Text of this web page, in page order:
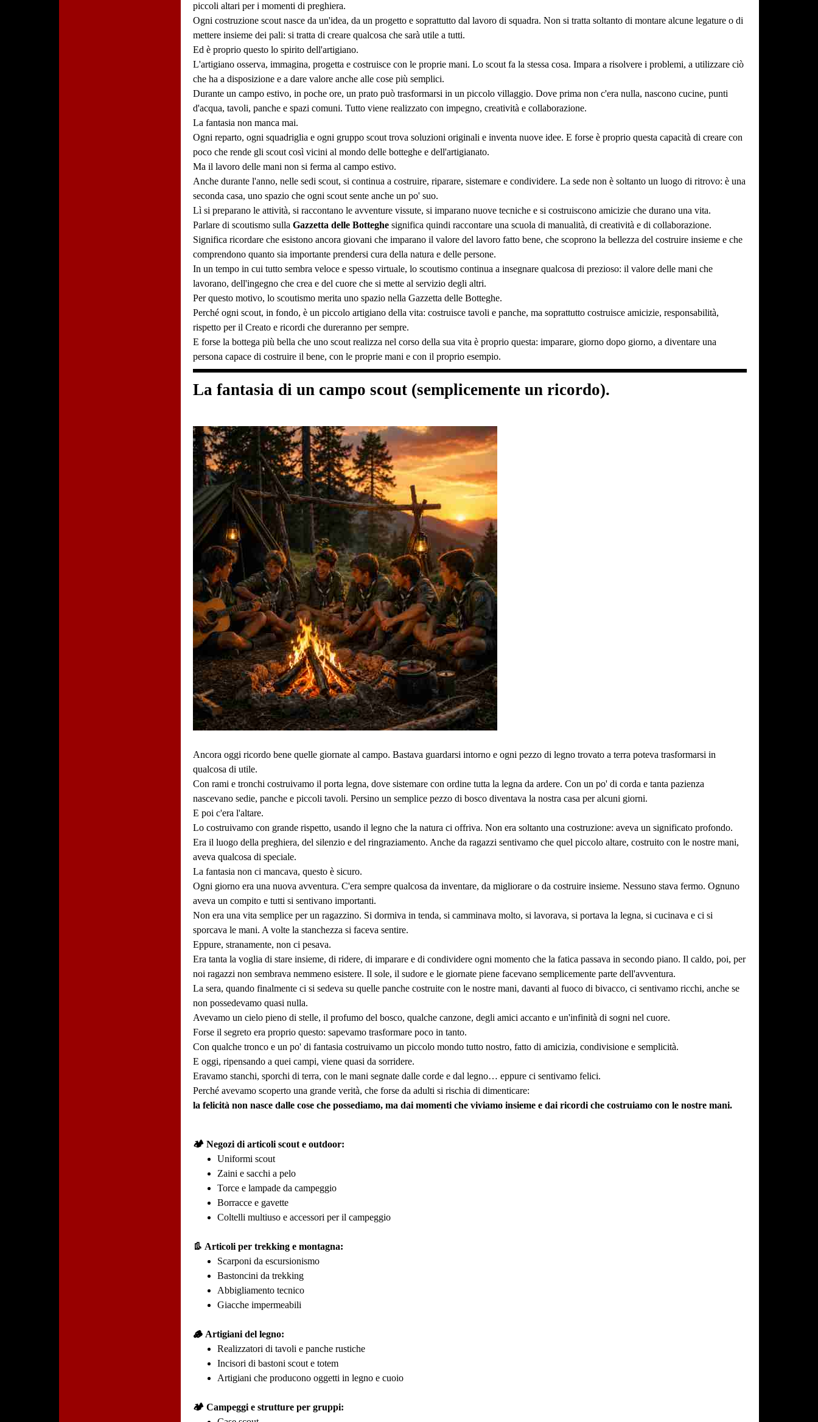
piccoli altari per i momenti di preghiera.
Ogni costruzione scout nasce da un'idea, da un progetto e soprattutto dal lavoro di squadra. Non si tratta soltanto di montare alcune legature o di
mettere insieme dei pali: si tratta di creare qualcosa che sarà utile a tutti.
Ed è proprio questo lo spirito dell'artigiano.
L'artigiano osserva, immagina, progetta e costruisce con le proprie mani. Lo scout fa la stessa cosa. Impara a risolvere i problemi, a utilizzare ciò
che ha a disposizione e a dare valore anche alle cose più semplici.
Durante un campo estivo, in poche ore, un prato può trasformarsi in un piccolo villaggio. Dove prima non c'era nulla, nascono cucine, punti
d'acqua, tavoli, panche e spazi comuni. Tutto viene realizzato con impegno, creatività e collaborazione.
La fantasia non manca mai.
Ogni reparto, ogni squadriglia e ogni gruppo scout trova soluzioni originali e inventa nuove idee. E forse è proprio questa capacità di creare con
poco che rende gli scout così vicini al mondo delle botteghe e dell'artigianato.
Ma il lavoro delle mani non si ferma al campo estivo.
Anche durante l'anno, nelle sedi scout, si continua a costruire, riparare, sistemare e condividere. La sede non è soltanto un luogo di ritrovo: è una
seconda casa, uno spazio che ogni scout sente anche un po' suo.
Lì si preparano le attività, si raccontano le avventure vissute, si imparano nuove tecniche e si costruiscono amicizie che durano una vita.
Parlare di scoutismo sullaGazzetta delle Botteghe significa quindi raccontare una scuola di manualità, di creatività e di collaborazione.
Significa ricordare che esistono ancora giovani che imparano il valore del lavoro fatto bene, che scoprono la bellezza del costruire insieme e che
comprendono quanto sia importante prendersi cura della natura e delle persone.
In un tempo in cui tutto sembra veloce e spesso virtuale, lo scoutismo continua a insegnare qualcosa di prezioso: il valore delle mani che
lavorano, dell'ingegno che crea e del cuore che si mette al servizio degli altri.
Per questo motivo, lo scoutismo merita uno spazio nella Gazzetta delle Botteghe.
Perché ogni scout, in fondo, è un piccolo artigiano della vita: costruisce tavoli e panche, ma soprattutto costruisce amicizie, responsabilità,
rispetto per il Creato e ricordi che dureranno per sempre.
E forse la bottega più bella che uno scout realizza nel corso della sua vita è proprio questa: imparare, giorno dopo giorno, a diventare una
persona capace di costruire il bene, con le proprie mani e con il proprio esempio.
La fantasia di un campo scout (semplicemente un ricordo).
Ancora oggi ricordo bene quelle giornate al campo. Bastava guardarsi intorno e ogni pezzo di legno trovato a terra poteva trasformarsi in
qualcosa di utile.
Con rami e tronchi costruivamo il porta legna, dove sistemare con ordine tutta la legna da ardere. Con un po' di corda e tanta pazienza
nascevano sedie, panche e piccoli tavoli. Persino un semplice pezzo di bosco diventava la nostra casa per alcuni giorni.
E poi c'era l'altare.
Lo costruivamo con grande rispetto, usando il legno che la natura ci offriva. Non era soltanto una costruzione: aveva un significato profondo.
Era il luogo della preghiera, del silenzio e del ringraziamento. Anche da ragazzi sentivamo che quel piccolo altare, costruito con le nostre mani,
aveva qualcosa di speciale.
La fantasia non ci mancava, questo è sicuro.
Ogni giorno era una nuova avventura. C'era sempre qualcosa da inventare, da migliorare o da costruire insieme. Nessuno stava fermo. Ognuno
aveva un compito e tutti si sentivano importanti.
Non era una vita semplice per un ragazzino. Si dormiva in tenda, si camminava molto, si lavorava, si portava la legna, si cucinava e ci si
sporcava le mani. A volte la stanchezza si faceva sentire.
Eppure, stranamente, non ci pesava.
Era tanta la voglia di stare insieme, di ridere, di imparare e di condividere ogni momento che la fatica passava in secondo piano. Il caldo, poi, per
noi ragazzi non sembrava nemmeno esistere. Il sole, il sudore e le giornate piene facevano semplicemente parte dell'avventura.
La sera, quando finalmente ci si sedeva su quelle panche costruite con le nostre mani, davanti al fuoco di bivacco, ci sentivamo ricchi, anche se
non possedevamo quasi nulla.
Avevamo un cielo pieno di stelle, il profumo del bosco, qualche canzone, degli amici accanto e un'infinità di sogni nel cuore.
Forse il segreto era proprio questo: sapevamo trasformare poco in tanto.
Con qualche tronco e un po' di fantasia costruivamo un piccolo mondo tutto nostro, fatto di amicizia, condivisione e semplicità.
E oggi, ripensando a quei campi, viene quasi da sorridere.
Eravamo stanchi, sporchi di terra, con le mani segnate dalle corde e dal legno… eppure ci sentivamo felici.
Perché avevamo scoperto una grande verità, che forse da adulti si rischia di dimenticare:
la felicità non nasce dalle cose che possediamo, ma dai momenti che viviamo insieme e dai ricordi che costruiamo con le nostre mani.
🏕️ Negozi di articoli scout e outdoor:
Uniformi scout
Zaini e sacchi a pelo
Torce e lampade da campeggio
Borracce e gavette
Coltelli multiuso e accessori per il campeggio
👢 Articoli per trekking e montagna:
Scarponi da escursionismo
Bastoncini da trekking
Abbigliamento tecnico
Giacche impermeabili
🪵 Artigiani del legno:
Realizzatori di tavoli e panche rustiche
Incisori di bastoni scout e totem
Artigiani che producono oggetti in legno e cuoio
🏕️ Campeggi e strutture per gruppi: